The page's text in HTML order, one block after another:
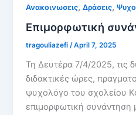
Ανακοινωσεις,Δράσεις,
Επιμορφωτική
tragouliazefi/April 7, 2025
Τη Δευτέρα 7/4/2025, τις
διδακτικές ώρες,
ψυχολόγο του σχολείου
επιμορφωτική συνάντηση